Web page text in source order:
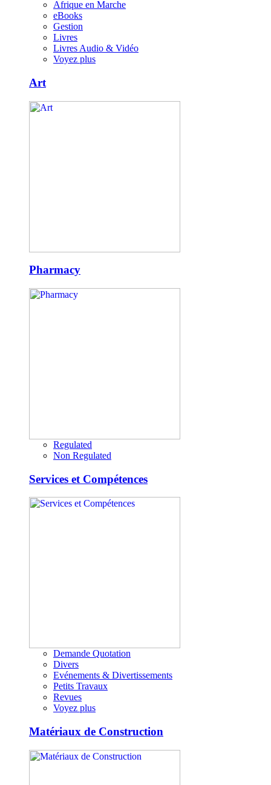
Afrique en Marche
eBooks
Gestion
Livres
Livres Audio & Vidéo
Voyez plus
Art
Pharmacy
Regulated
Non Regulated
Services et Compétences
Demande Quotation
Divers
Evénements & Divertissements
Petits Travaux
Revues
Voyez plus
Matériaux de Construction